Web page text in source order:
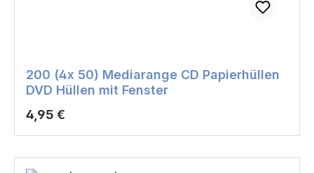
200 (4x 50) Mediarange CD Papierhüllen
DVD Hüllen mit Fenster
Regulärer Preis:
4,95 €